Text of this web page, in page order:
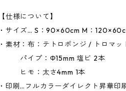
【仕様について】
・サイズ… S：90×60cm M：
・素材：布：テトロポンジ / トロマッ
パイプ：Φ15mm 塩ビ 2本
ヒモ：太さ4mm 1本
・印刷…フルカラーダイレクト昇華印